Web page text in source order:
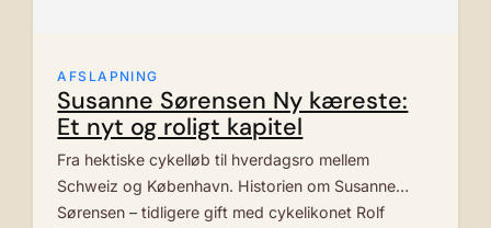
AFSLAPNING
Susanne Sørensen Ny kæreste:
Et nyt og roligt kapitel
Fra hektiske cykelløb til hverdagsro mellem
Schweiz og København. Historien om Susanne
Sørensen – tidligere gift med cykelikonet Rolf